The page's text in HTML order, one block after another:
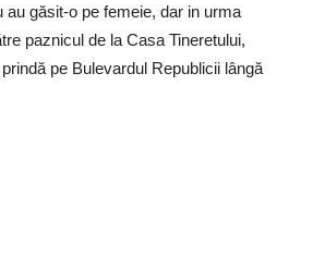
au găsit-o pe femeie, dar in urma
paznicul de la Casa Tineretului,
pe Bulevardul Republicii lângă